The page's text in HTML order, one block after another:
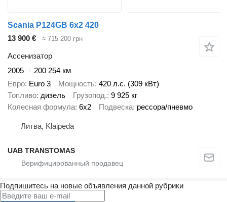
Scania P124GB 6x2 420
13 900 €
≈ 715 200 грн
Ассенизатор
2005
200 254 км
Евро Euro 3 Мощность 420 л.с. (309 кВт)
Топливо дизель Грузопод. 9 925 кг
Колесная формула 6x2 Подвеска рессора/пневмо
Литва, Klaipėda
UAB TRANSTOMAS
Подпишитесь на новые объявления данной рубрики